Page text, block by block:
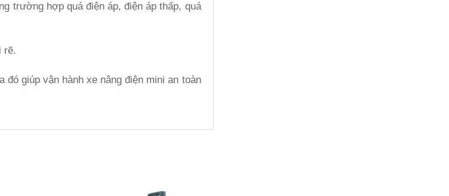
trường hợp quá điện áp, điện áp thấp, quá
rẽ.
giúp vận hành xe nâng điện mini an toàn